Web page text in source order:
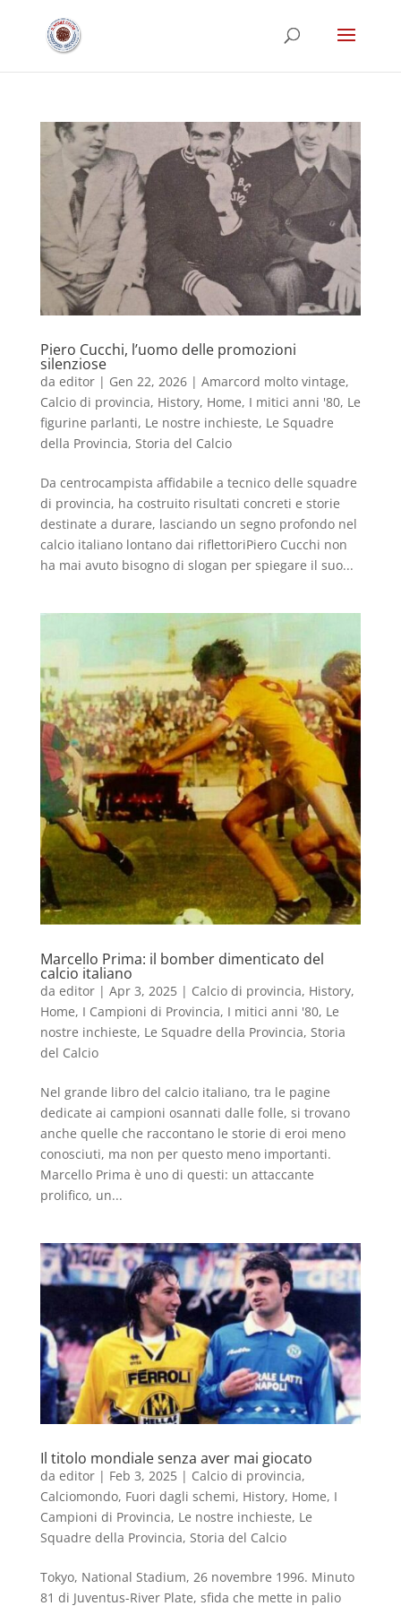
Piero Cucchi, l’uomo delle promozioni
silenziose
da editor| Gen 22, 2026| Amarcord molto vintage,
Calcio di provincia, History, Home, I mitici anni '80, Le
figurine parlanti, Le nostre inchieste, Le Squadre
della Provincia, Storia del Calcio
Da centrocampista affidabile a tecnico delle squadre
di provincia, ha costruito risultati concreti e storie
destinate a durare, lasciando un segno profondo nel
calcio italiano lontano dai riflettoriPiero Cucchi non
ha mai avuto bisogno di slogan per spiegare il suo...
Marcello Prima: il bomber dimenticato del
calcio italiano
da editor| Apr 3, 2025| Calcio di provincia, History,
Home, I Campioni di Provincia, I mitici anni '80, Le
nostre inchieste, Le Squadre della Provincia, Storia
del Calcio
Nel grande libro del calcio italiano, tra le pagine
dedicate ai campioni osannati dalle folle, si trovano
anche quelle che raccontano le storie di eroi meno
conosciuti, ma non per questo meno importanti.
Marcello Prima è uno di questi: un attaccante
prolifico, un...
Il titolo mondiale senza aver mai giocato
da editor| Feb 3, 2025| Calcio di provincia,
Calciomondo, Fuori dagli schemi, History, Home, I
Campioni di Provincia, Le nostre inchieste, Le
Squadre della Provincia, Storia del Calcio
Tokyo, National Stadium, 26 novembre 1996. Minuto
81 di Juventus-River Plate, sfida che mette in palio